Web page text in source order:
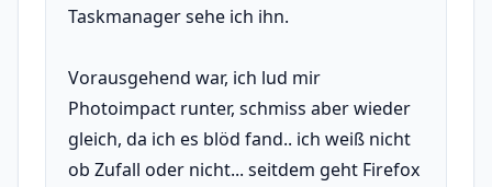
Taskmanager sehe ich ihn.
Vorausgehend war, ich lud mir
Photoimpact runter, schmiss aber wieder
gleich, da ich es blöd fand.. ich weiß nicht
ob Zufall oder nicht... seitdem geht Firefox